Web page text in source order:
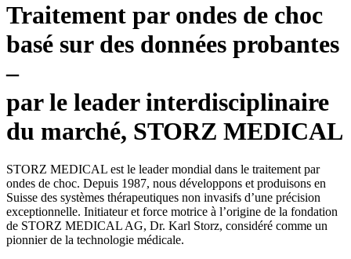
Traitement par ondes de choc
basé sur des données probantes
–
par le leader interdisciplinaire
du marché, STORZ MEDICAL
STORZ MEDICAL est le leader mondial dans le traitement par
ondes de choc. Depuis 1987, nous développons et produisons en
Suisse des systèmes thérapeutiques non invasifs d’une précision
exceptionnelle. Initiateur et force motrice à l’origine de la fondation
de STORZ MEDICAL AG, Dr. Karl Storz, considéré comme un
pionnier de la technologie médicale.